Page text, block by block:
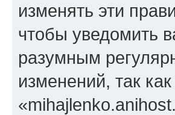
изменять эти
чтобы уведомить
разумным
изменений, так